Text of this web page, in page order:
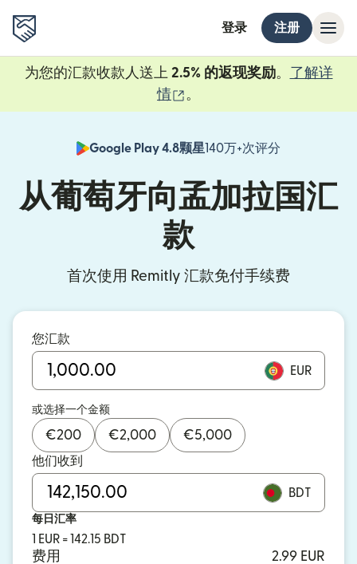
登录 注册
为您的汇款收款人送上 2.5% 的返现奖励。
了解详
情
。
Google Play 4.8颗星140万+次评分
从葡萄牙向孟加拉国汇
款
首次使用 Remitly 汇款免付手续费
您汇款
EUR
或选择一个金额
€200 €2,000 €5,000
他们收到
BDT
每日汇率
1 EUR = 142.15 BDT
费用
2.99 EUR